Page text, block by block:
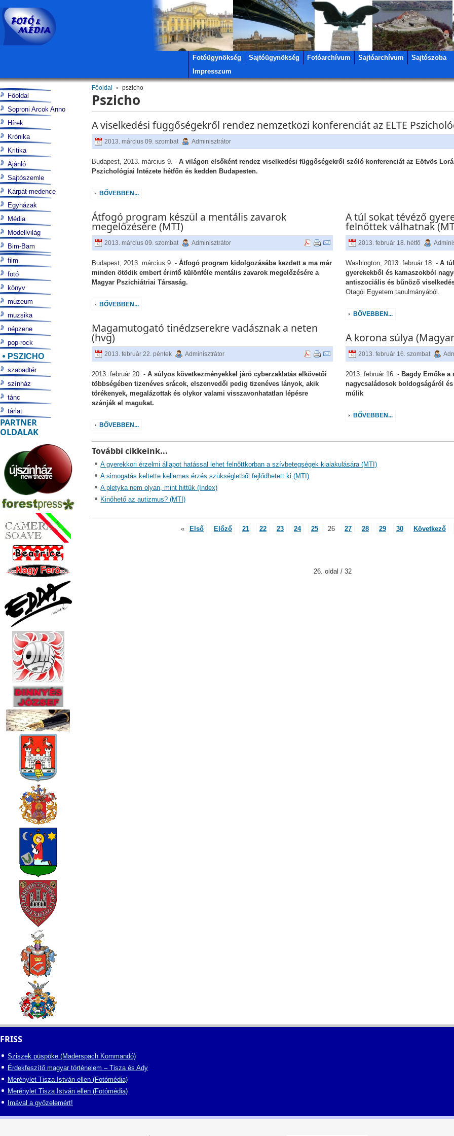
Fotóügynökség Sajtóügynökség Fotóarchívum Sajtóarchívum
Sajtószoba
Impresszum
Főoldal pszicho
Pszicho
A viselkedési függőségekről rendez nemzetközi konferenciát az ELTE
2013. március 09. szombat Adminisztrátor
Budapest, 2013. március 9. -A világon elsőként rendez viselkedési függőségekről szóló konferenciát az Eötvös
Pszichológiai Intézete hétfőn és kedden Budapesten.
BŐVEBBEN...
Átfogó program készül a mentális zavarok
megelőzésére (MTI)
2013. március 09. szombat Adminisztrátor
Budapest, 2013. március 9. -Átfogó program kidolgozásába kezdett a ma már
minden ötödik embert érintő különféle mentális zavarok megelőzésére a
Magyar Pszichiátriai Társaság.
BŐVEBBEN...
Magamutogató tinédzserekre vadásznak a neten
(hvg)
2013. február 22. péntek Adminisztrátor
2013. február 20. -A súlyos következményekkel járó cyberzaklatás elkövetői
többségében tizenéves srácok, elszenvedői pedig tizenéves lányok, akik
törékenyek, megalázottak és olykor valami visszavonhatatlan lépésre
szánják el magukat.
BŐVEBBEN...
A túl sokat tévéző
felnőttek válhatnak
2013. február 18. hétfő
Washington, 2013. február 18. -A
gyerekekből és kamaszokból
antiszociális és bűnöző
Otagói Egyetem tanulmányából.
BŐVEBBEN...
A korona súlya
2013. február 16. szombat
2013. február 16. - Bagdy Emőke
nagycsaládosok boldogságáról
múlik
BŐVEBBEN...
További cikkeink...
A gyerekkori érzelmi állapot hatással lehet felnőttkorban a szívbetegségek kialakulására (MTI)
A simogatás keltette kellemes érzés szükségletből fejlődhetett ki (MTI)
A pletyka nem olyan, mint hittük (Index)
Kinőhető az autizmus? (MTI)
« Első Előző 21 22 23 24 25 26 27 28 29 30 Következő
26. oldal / 32
Főoldal
Soproni Arcok Anno
Hírek
Krónika
Kritika
Ajánló
Sajtószemle
Kárpát-medence
Egyházak
Média
Modellvilág
Bim-Bam
film
fotó
könyv
múzeum
muzsika
népzene
pop-rock
PSZICHO
szabadtér
színház
tánc
tárlat
PARTNER
OLDALAK
FRISS
Sziszek püspöke (Maderspach Kommandó)
Érdekfeszítő magyar történelem – Tisza és Ady
Merénylet Tisza István ellen (Fotómédia)
Merénylet Tisza István ellen (Fotómédia)
Imával a győzelemért!